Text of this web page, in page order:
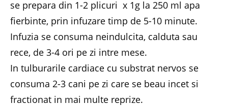
se prepara din 1-2 plicuri x 1g la 250 ml apa
fierbinte, prin infuzare timp de 5-10 minute.
Infuzia se consuma neindulcita, calduta sau
rece, de 3-4 ori pe zi intre mese.
In tulburarile cardiace cu substrat nervos se
consuma 2-3 cani pe zi care se beau incet si
fractionat in mai multe reprize.